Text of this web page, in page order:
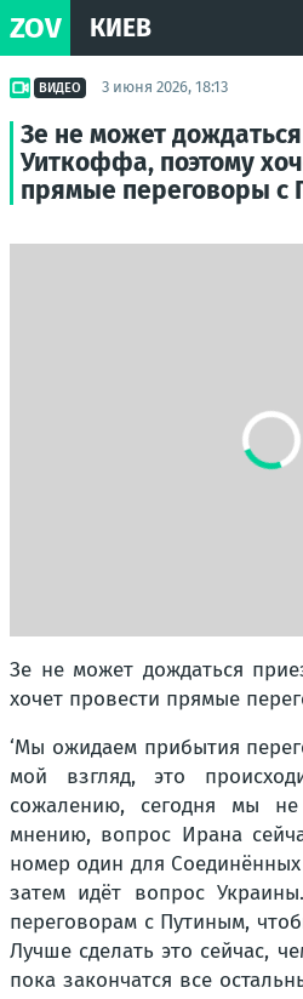
ZOV КИЕВ
ВИДЕО 3 июня 2026, 18:13
Зе не может
Уиткоффа, поэтому
прямые переговоры с
Зе не может дождаться
хочет провести прямые
‘Мы ожидаем прибытия
мой взгляд, это
сожалению, сегодня мы
мнению, вопрос Ирана
номер один для
затем идёт вопрос
переговорам с Путиным,
Лучше сделать это сейчас,
пока закончатся все